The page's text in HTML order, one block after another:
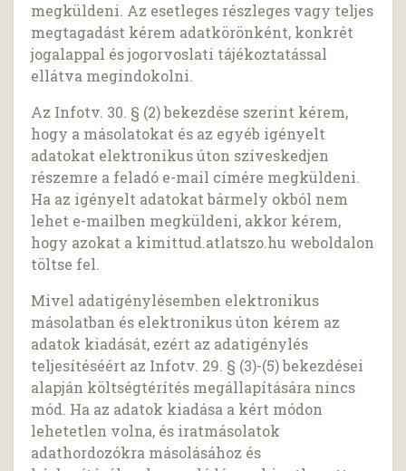
megküldeni. Az esetleges részleges vagy teljes
megtagadást kérem adatkörönként, konkrét
jogalappal és jogorvoslati tájékoztatással
ellátva megindokolni.
Az Infotv. 30. § (2) bekezdése szerint kérem,
hogy a másolatokat és az egyéb igényelt
adatokat elektronikus úton szíveskedjen
részemre a feladó e-mail címére megküldeni.
Ha az igényelt adatokat bármely okból nem
lehet e-mailben megküldeni, akkor kérem,
hogy azokat a kimittud.atlatszo.hu weboldalon
töltse fel.
Mivel adatigénylésemben elektronikus
másolatban és elektronikus úton kérem az
adatok kiadását, ezért az adatigénylés
teljesítéséért az Infotv. 29. § (3)-(5) bekezdései
alapján költségtérítés megállapítására nincs
mód. Ha az adatok kiadása a kért módon
lehetetlen volna, és iratmásolatok
adathordozókra másolásához és